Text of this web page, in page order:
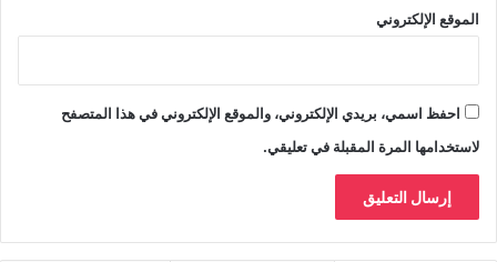
الموقع الإلكتروني
احفظ اسمي، بريدي الإلكتروني، والموقع الإلكتروني في هذا المتصفح
لاستخدامها المرة المقبلة في تعليقي.